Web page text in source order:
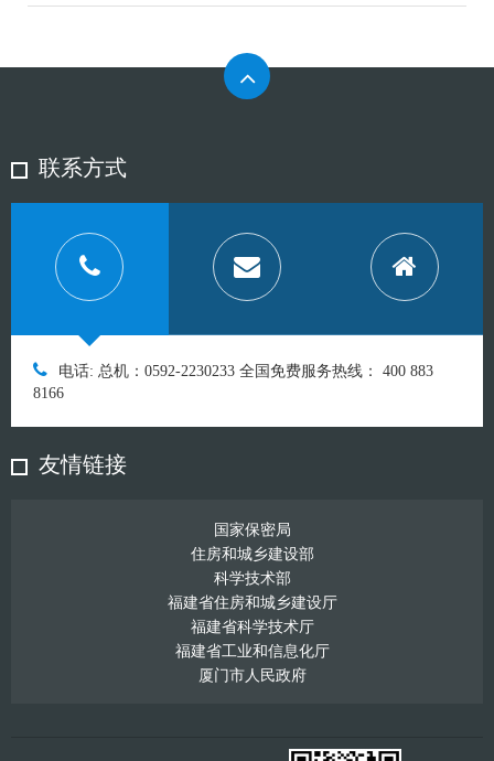
联系方式
电话: 总机：0592-2230233 全国免费服务热线： 400 883
8166
友情链接
国家保密局
住房和城乡建设部
科学技术部
福建省住房和城乡建设厅
福建省科学技术厅
福建省工业和信息化厅
厦门市人民政府